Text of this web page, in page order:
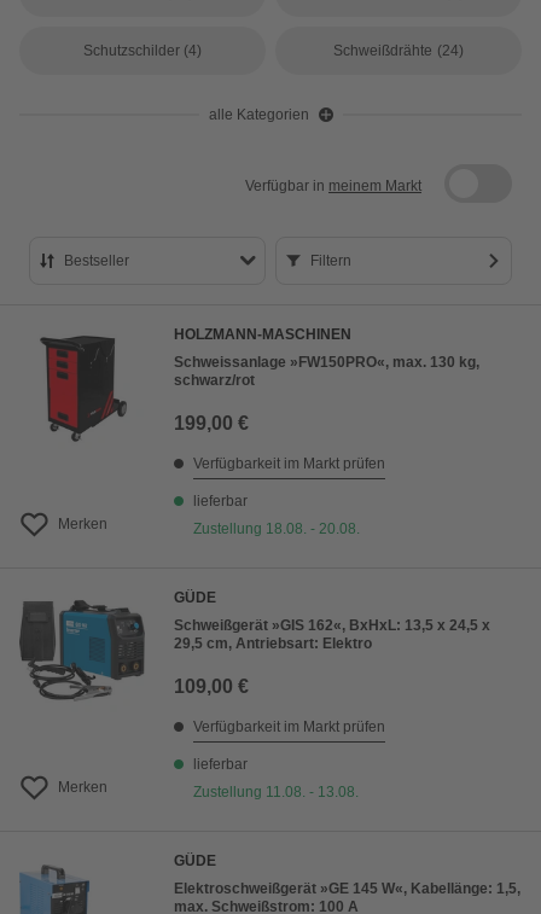
Schutzschilder (4) Schweißdrähte (24)
alle Kategorien
Verfügbar in meinem Markt
Bestseller
Preis aufsteigend
Preis absteigend
Bewertung
Filtern
Merken
HOLZMANN-MASCHINEN
Schweissanlage »FW150PRO«, max. 130 kg,
schwarz/rot
199,00 €
Verfügbarkeit im Markt prüfen
lieferbar
Zustellung 18.08. - 20.08.
Merken
GÜDE
Schweißgerät »GIS 162«, BxHxL: 13,5 x 24,5 x
29,5 cm, Antriebsart: Elektro
109,00 €
Verfügbarkeit im Markt prüfen
lieferbar
Zustellung 11.08. - 13.08.
GÜDE
Elektroschweißgerät »GE 145 W«, Kabellänge: 1,5,
max. Schweißstrom: 100 A